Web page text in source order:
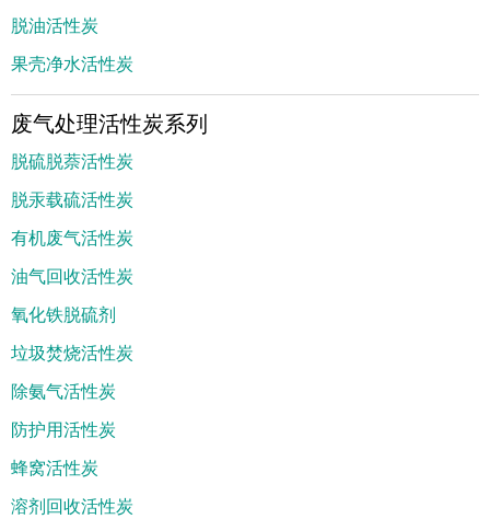
脱油活性炭
果壳净水活性炭
废气处理活性炭系列
脱硫脱萘活性炭
脱汞载硫活性炭
有机废气活性炭
油气回收活性炭
氧化铁脱硫剂
垃圾焚烧活性炭
除氨气活性炭
防护用活性炭
蜂窝活性炭
溶剂回收活性炭